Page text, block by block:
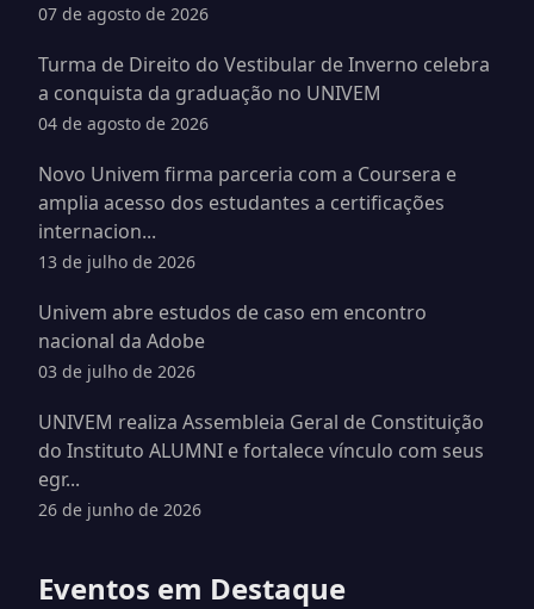
07 de agosto de 2026
Turma de Direito do Vestibular de Inverno celebra
a conquista da graduação no UNIVEM
04 de agosto de 2026
Novo Univem firma parceria com a Coursera e
amplia acesso dos estudantes a certificações
internacion...
13 de julho de 2026
Univem abre estudos de caso em encontro
nacional da Adobe
03 de julho de 2026
UNIVEM realiza Assembleia Geral de Constituição
do Instituto ALUMNI e fortalece vínculo com seus
egr...
26 de junho de 2026
Eventos em Destaque